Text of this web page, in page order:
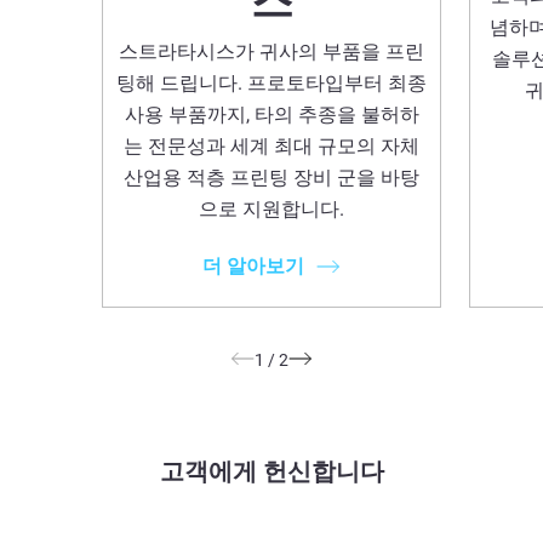
스트라타시스가 귀사의 부품을 프린
팅해 드립니다. 프로토타입부터 최종
사용 부품까지, 타의 추종을 불허하
는 전문성과 세계 최대 규모의 자체
산업용 적층 프린팅 장비 군을 바탕
으로 지원합니다.
더 알아보기
념하
솔루
1 /2
고객에게 헌신합니다